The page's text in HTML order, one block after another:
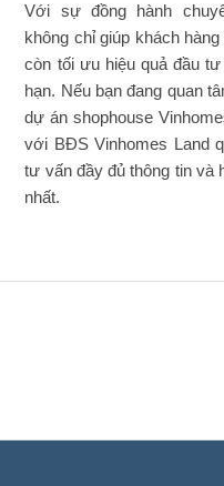
Với sự đồng hành
không chỉ giúp khách
còn tối ưu hiệu quả đầu
hạn. Nếu bạn đang quan
dự án shophouse
với BĐS Vinhomes Land
tư vấn đầy đủ thông tin và
nhất.